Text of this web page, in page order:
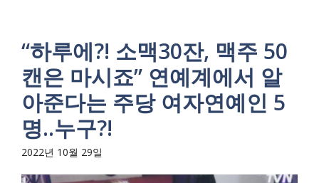
“하루에?! 소맥30잔, 맥주 50
캔은 마시죠” 연예계에서 알
아준다는 주당 여자연예인 5
명..누구?!
2022년 10월 29일